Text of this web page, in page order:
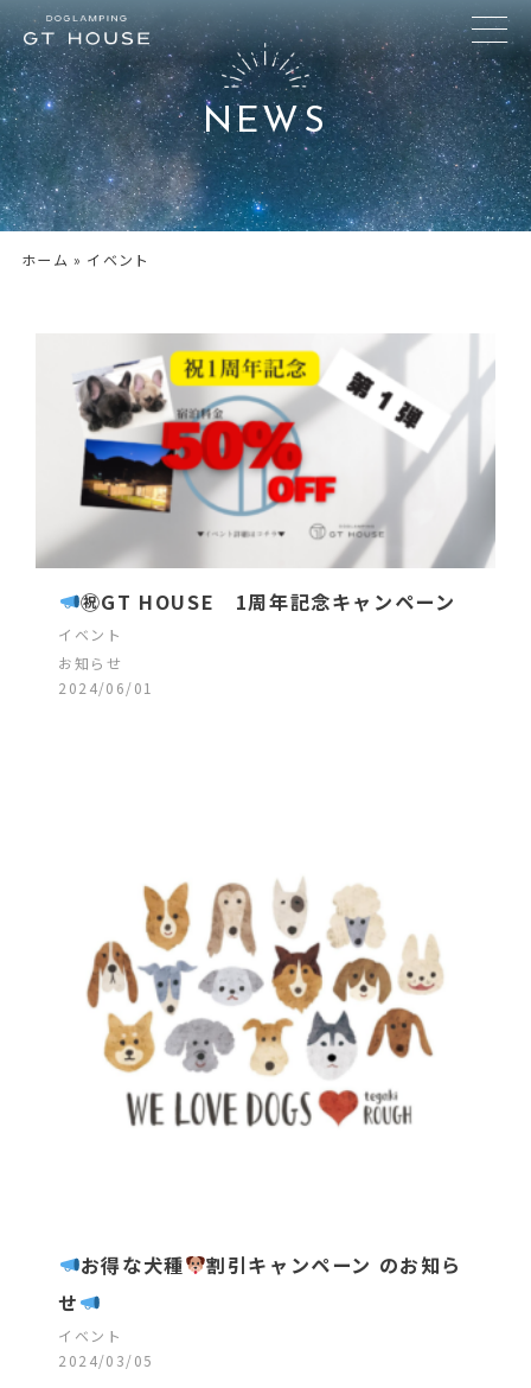
NEWS
ホーム » イベント
㊗GT HOUSE 1周年記念キャンペーン
イベント
お知らせ
2024/06/01
お得な犬種
割引キャンペーン のお知ら
せ
イベント
2024/03/05